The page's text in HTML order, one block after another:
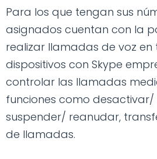
Para los que tengan sus
asignados cuentan con la
realizar llamadas de voz en
dispositivos con Skype
controlar las llamadas
funciones como
suspender/ reanudar,
de llamadas.